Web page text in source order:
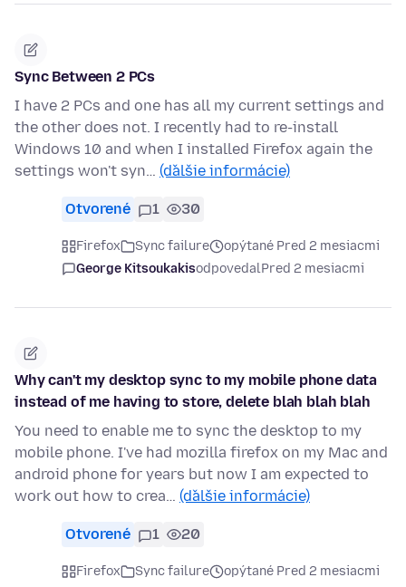
Sync Between 2 PCs
I have 2 PCs and one has all my current settings and
the other does not. I recently had to re-install
Windows 10 and when I installed Firefox again the
settings won't syn… (ďalšie informácie)
Otvorené 1 30
Firefox Sync failure
opýtané Pred 2 mesiacmi
George KitsoukakisodpovedalPred 2 mesiacmi
Why can't my desktop sync to my mobile phone data
instead of me having to store, delete blah blah blah
You need to enable me to sync the desktop to my
mobile phone. I've had mozilla firefox on my Mac and
android phone for years but now I am expected to
work out how to crea… (ďalšie informácie)
Otvorené 1 20
Firefox Sync failure
opýtané Pred 2 mesiacmi